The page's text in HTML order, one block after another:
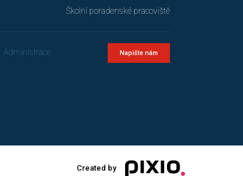
Školní poradenské pracoviště
Administrace Napište nám
Created by